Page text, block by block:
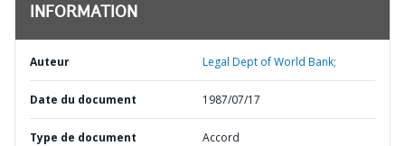
INFORMATION
Auteur Legal Dept of World Bank;
Date du document 1987/07/17
Type de document Accord